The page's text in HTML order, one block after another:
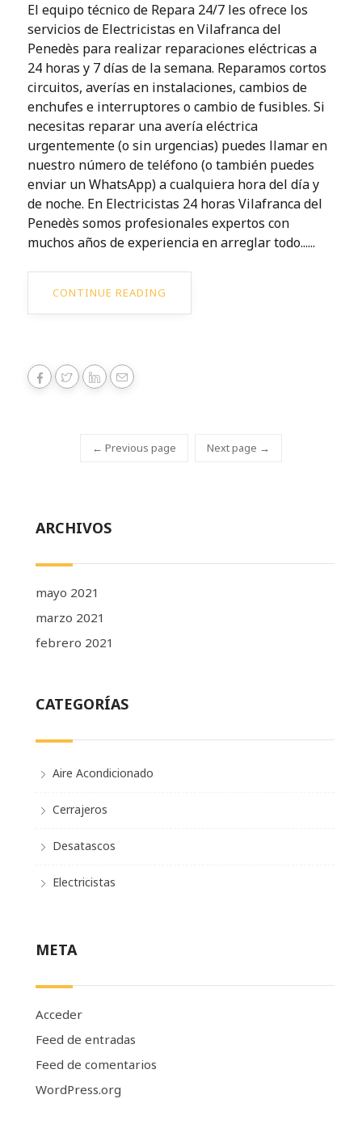
El equipo técnico de Repara 24/7 les ofrece los
servicios de Electricistas en Vilafranca del
Penedès para realizar reparaciones eléctricas a
24 horas y 7 días de la semana. Reparamos cortos
circuitos, averías en instalaciones, cambios de
enchufes e interruptores o cambio de fusibles. Si
necesitas reparar una avería eléctrica
urgentemente (o sin urgencias) puedes llamar en
nuestro número de teléfono (o también puedes
enviar un WhatsApp) a cualquiera hora del día y
de noche. En Electricistas 24 horas Vilafranca del
Penedès somos profesionales expertos con
muchos años de experiencia en arreglar todo......
CONTINUE READING
← Previous page Next page →
ARCHIVOS
mayo 2021
marzo 2021
febrero 2021
CATEGORÍAS
Aire Acondicionado
Cerrajeros
Desatascos
Electricistas
META
Acceder
Feed de entradas
Feed de comentarios
WordPress.org